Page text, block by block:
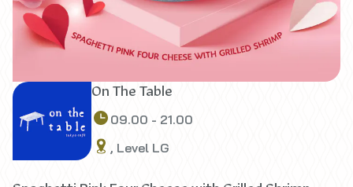
On The Table
09.00 - 21.00
, Level LG